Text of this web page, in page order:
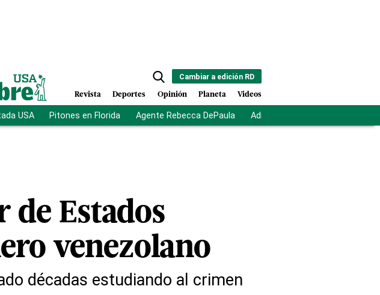
Cambiar a edición RD
Revista Deportes Opinión Planeta Videos
USA Pitones en Florida Agente Rebecca DePaula Adriano Espaillat
de Estados
venezolano
décadas estudiando al crimen